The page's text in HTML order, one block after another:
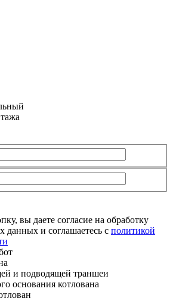
вы даете согласие на обработку
данных и соглашаетесь с политикой
и подводящей траншеи
основания котлована